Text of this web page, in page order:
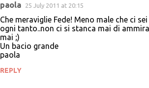
paola 25 July 2011 at 20:15
Che meraviglie Fede! Meno male che ci
ogni tanto..non ci si stanca mai di
mai ;)
Un bacio grande
paola
REPLY